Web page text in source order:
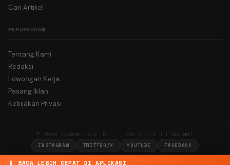
📱 BACA LEBIH CEPAT DI APLIKASI
Cari Artikel
PERUSAHAAN
Tentang Kami
Redaksi
Lowongan Kerja
Pasang Iklan
Kebijakan Privasi
© 2026 TECHNOLOGUE.ID · HAK CIPTA DILINDUNGI
INSTAGRAM TWITTER/X YOUTUBE FACEBOOK